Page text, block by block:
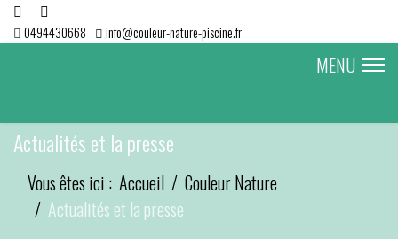
0494430668 info@couleur-nature-piscine.fr
MENU
Actualités et la presse
Vous êtes ici : Accueil
Couleur Nature
Actualités et la presse